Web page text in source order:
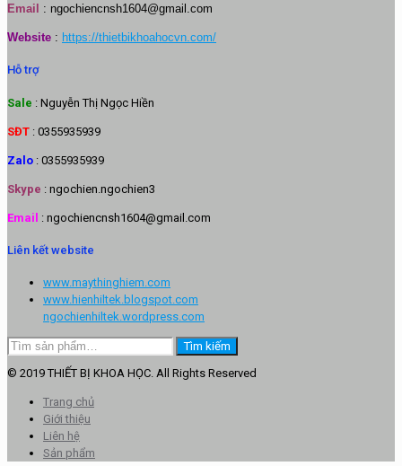
Email : ngochiencnsh1604@gmail.com
Website : https://thietbikhoahocvn.com/
Hỗ trợ
Sale : Nguyễn Thị Ngọc Hiền
SĐT : 0355935939
Zalo : 0355935939
Skype : ngochien.ngochien3
Email : ngochiencnsh1604@gmail.com
Liên kết website
www.maythinghiem.com
www.hienhiltek.blogspot.com
ngochienhiltek.wordpress.com
Tìm
Tìm kiếm
© 2019 THIẾT BỊ KHOA HỌC. All Rights Reserved
Trang chủ
Giới thiệu
Liên hệ
Sản phẩm